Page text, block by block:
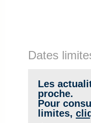
Dates
Les
proche.
Pour
limites,